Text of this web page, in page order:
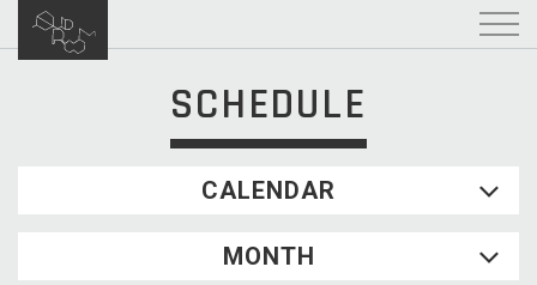
SCHEDULE
CALENDAR
WED
MONTH